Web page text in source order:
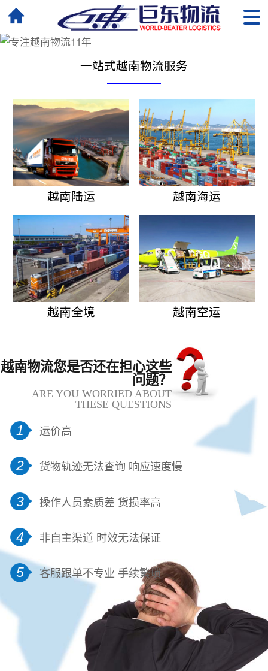
一站式越南物流服务
越南陆运 越南海运
越南全境 越南空运
越南物流您是否还在担心这些
问题？
ARE YOU WORRIED ABOUT
THESE QUESTIONS
1 运价高
2 货物轨迹无法查询 响应速度慢
3 操作人员素质差 货损率高
4 非自主渠道 时效无法保证
5 客服跟单不专业 手续繁琐